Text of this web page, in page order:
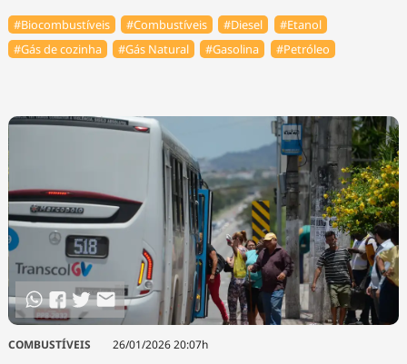
#Biocombustíveis #Combustíveis #Diesel
#Etanol
#Gás de cozinha
#Gás Natural #Gasolina #Petróleo
COMBUSTÍVEIS 26/01/2026 20:07h